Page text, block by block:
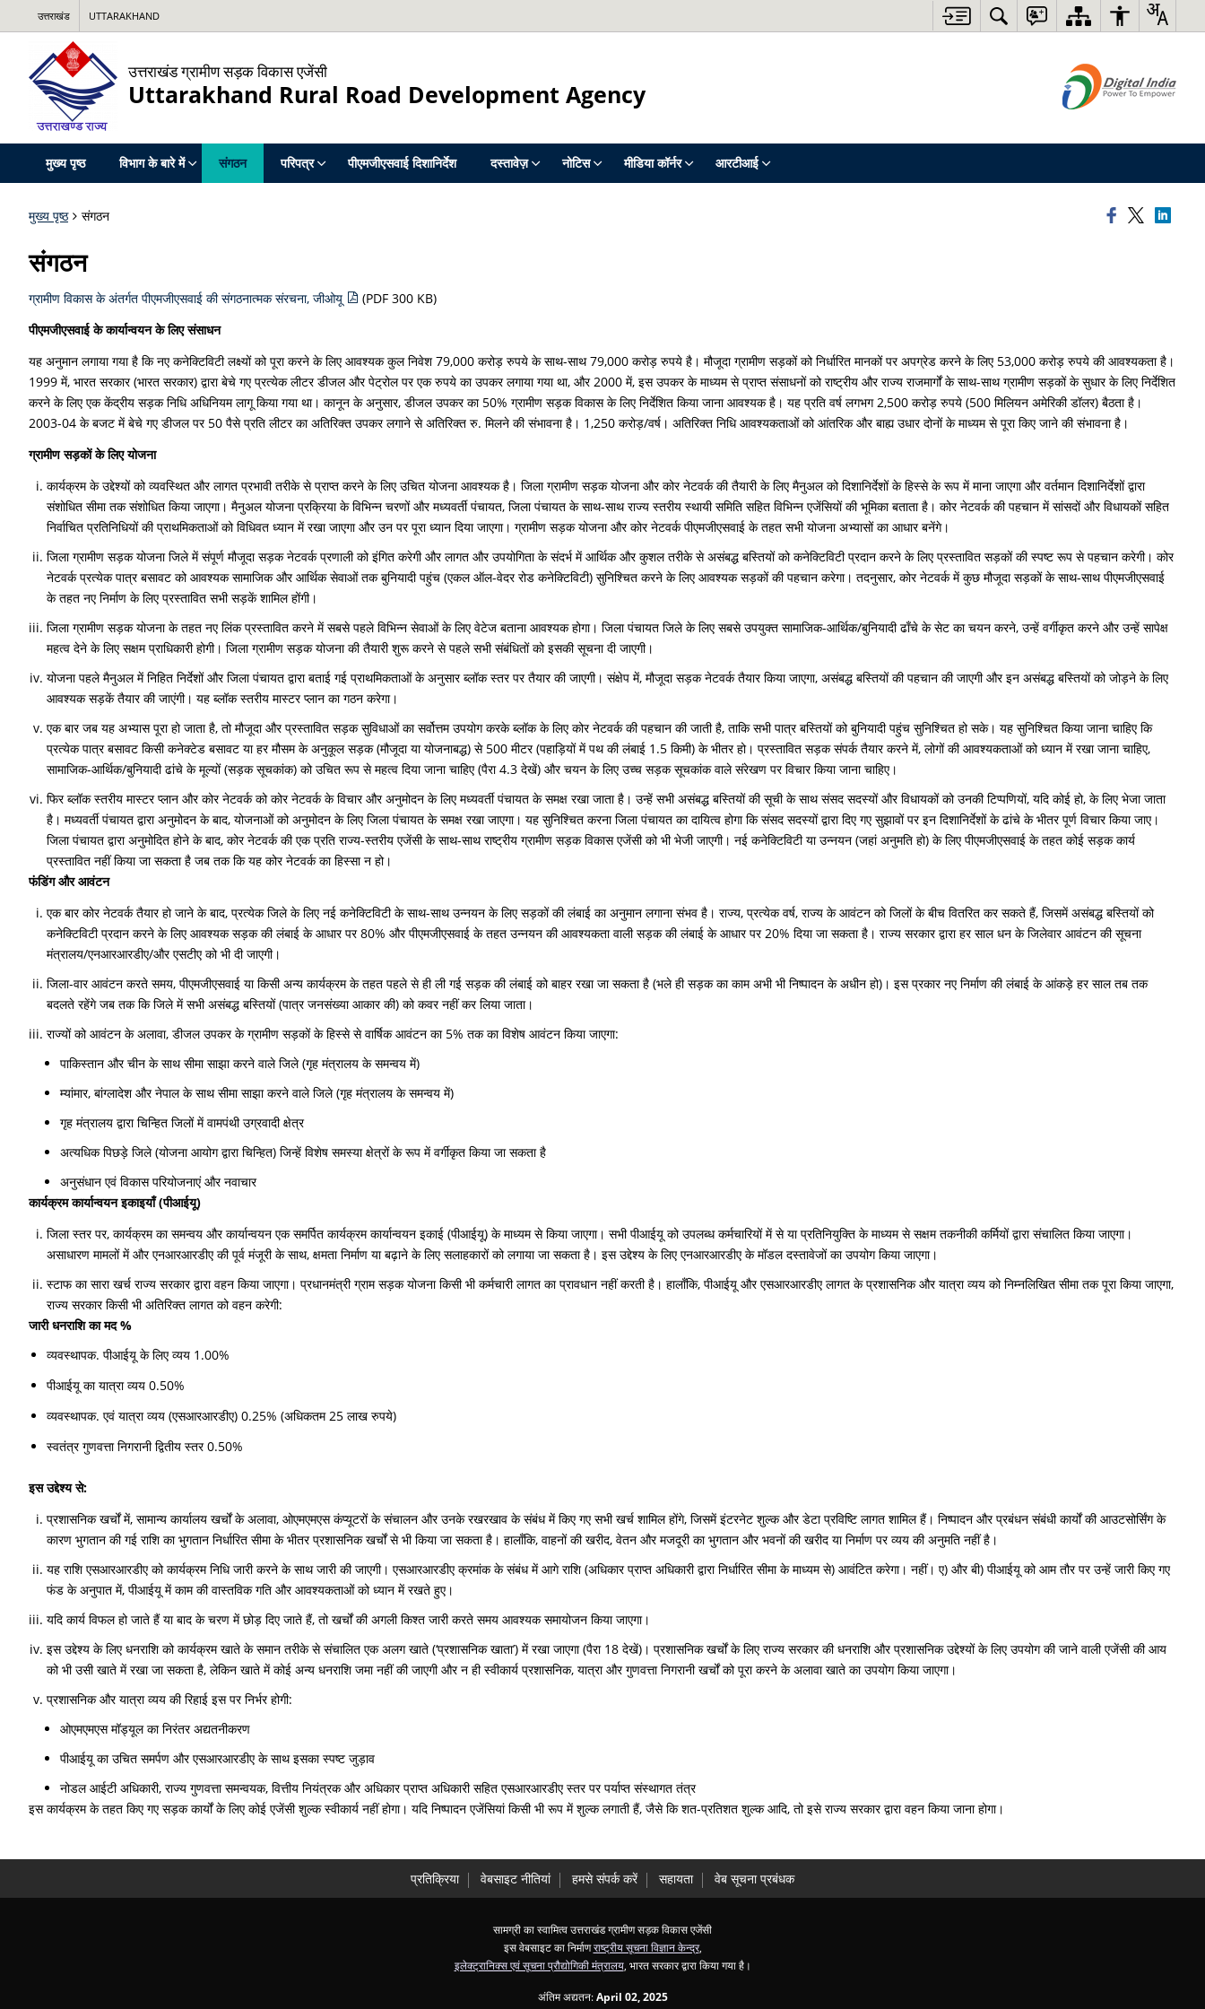
उत्तराखंड UTTARAKHAND
उत्तराखंड ग्रामीण सड़क विकास एजेंसी
Uttarakhand Rural Road Development Agency
मुख्य पृष्ठ विभाग के बारे में संगठन परिपत्र पीएमजीएसवाई दिशानिर्देश दस्तावेज़ नोटिस मीडिया कॉर्नर आरटीआई
मुख्य पृष्ठ संगठन
संगठन
ग्रामीण विकास के अंतर्गत पीएमजीएसवाई की संगठनात्मक संरचना, जीओयू
(PDF 300 KB)
पीएमजीएसवाई के कार्यान्वयन के लिए संसाधन
यह अनुमान लगाया गया है कि नए कनेक्टिविटी लक्ष्यों को पूरा करने के लिए आवश्यक कुल निवेश 79,000 करोड़ रुपये के साथ-साथ 79,000 करोड़ रुपये है। मौजूदा ग्रामीण सड़कों को निर्धारित मानकों पर अपग्रेड करने के लिए 53,000 करोड़ रुपये की आवश्यकता है।
1999 में, भारत सरकार (भारत सरकार) द्वारा बेचे गए प्रत्येक लीटर डीजल और पेट्रोल पर एक रुपये का उपकर लगाया गया था, और 2000 में, इस उपकर के माध्यम से प्राप्त संसाधनों को राष्ट्रीय और राज्य राजमार्गों के साथ-साथ ग्रामीण सड़कों के सुधार के लिए निर्देशित
करने के लिए एक केंद्रीय सड़क निधि अधिनियम लागू किया गया था। कानून के अनुसार, डीजल उपकर का 50% ग्रामीण सड़क विकास के लिए निर्देशित किया जाना आवश्यक है। यह प्रति वर्ष लगभग 2,500 करोड़ रुपये (500 मिलियन अमेरिकी डॉलर) बैठता है।
2003-04 के बजट में बेचे गए डीजल पर 50 पैसे प्रति लीटर का अतिरिक्त उपकर लगाने से अतिरिक्त रु. मिलने की संभावना है। 1,250 करोड़/वर्ष। अतिरिक्त निधि आवश्यकताओं को आंतरिक और बाह्य उधार दोनों के माध्यम से पूरा किए जाने की संभावना है।
ग्रामीण सड़कों के लिए योजना
कार्यक्रम के उद्देश्यों को व्यवस्थित और लागत प्रभावी तरीके से प्राप्त करने के लिए उचित योजना आवश्यक है। जिला ग्रामीण सड़क योजना और कोर नेटवर्क की तैयारी के लिए मैनुअल को दिशानिर्देशों के हिस्से के रूप में माना जाएगा और वर्तमान दिशानिर्देशों द्वारा
संशोधित सीमा तक संशोधित किया जाएगा। मैनुअल योजना प्रक्रिया के विभिन्न चरणों और मध्यवर्ती पंचायत, जिला पंचायत के साथ-साथ राज्य स्तरीय स्थायी समिति सहित विभिन्न एजेंसियों की भूमिका बताता है। कोर नेटवर्क की पहचान में सांसदों और विधायकों सहित
निर्वाचित प्रतिनिधियों की प्राथमिकताओं को विधिवत ध्यान में रखा जाएगा और उन पर पूरा ध्यान दिया जाएगा। ग्रामीण सड़क योजना और कोर नेटवर्क पीएमजीएसवाई के तहत सभी योजना अभ्यासों का आधार बनेंगे।
जिला ग्रामीण सड़क योजना जिले में संपूर्ण मौजूदा सड़क नेटवर्क प्रणाली को इंगित करेगी और लागत और उपयोगिता के संदर्भ में आर्थिक और कुशल तरीके से असंबद्ध बस्तियों को कनेक्टिविटी प्रदान करने के लिए प्रस्तावित सड़कों की स्पष्ट रूप से पहचान करेगी। कोर
नेटवर्क प्रत्येक पात्र बसावट को आवश्यक सामाजिक और आर्थिक सेवाओं तक बुनियादी पहुंच (एकल ऑल-वेदर रोड कनेक्टिविटी) सुनिश्चित करने के लिए आवश्यक सड़कों की पहचान करेगा। तदनुसार, कोर नेटवर्क में कुछ मौजूदा सड़कों के साथ-साथ पीएमजीएसवाई
के तहत नए निर्माण के लिए प्रस्तावित सभी सड़कें शामिल होंगी।
जिला ग्रामीण सड़क योजना के तहत नए लिंक प्रस्तावित करने में सबसे पहले विभिन्न सेवाओं के लिए वेटेज बताना आवश्यक होगा। जिला पंचायत जिले के लिए सबसे उपयुक्त सामाजिक-आर्थिक/बुनियादी ढाँचे के सेट का चयन करने, उन्हें वर्गीकृत करने और उन्हें सापेक्ष
महत्व देने के लिए सक्षम प्राधिकारी होगी। जिला ग्रामीण सड़क योजना की तैयारी शुरू करने से पहले सभी संबंधितों को इसकी सूचना दी जाएगी।
योजना पहले मैनुअल में निहित निर्देशों और जिला पंचायत द्वारा बताई गई प्राथमिकताओं के अनुसार ब्लॉक स्तर पर तैयार की जाएगी। संक्षेप में, मौजूदा सड़क नेटवर्क तैयार किया जाएगा, असंबद्ध बस्तियों की पहचान की जाएगी और इन असंबद्ध बस्तियों को जोड़ने के लिए
आवश्यक सड़कें तैयार की जाएंगी। यह ब्लॉक स्तरीय मास्टर प्लान का गठन करेगा।
एक बार जब यह अभ्यास पूरा हो जाता है, तो मौजूदा और प्रस्तावित सड़क सुविधाओं का सर्वोत्तम उपयोग करके ब्लॉक के लिए कोर नेटवर्क की पहचान की जाती है, ताकि सभी पात्र बस्तियों को बुनियादी पहुंच सुनिश्चित हो सके। यह सुनिश्चित किया जाना चाहिए कि
प्रत्येक पात्र बसावट किसी कनेक्टेड बसावट या हर मौसम के अनुकूल सड़क (मौजूदा या योजनाबद्ध) से 500 मीटर (पहाड़ियों में पथ की लंबाई 1.5 किमी) के भीतर हो। प्रस्तावित सड़क संपर्क तैयार करने में, लोगों की आवश्यकताओं को ध्यान में रखा जाना चाहिए,
सामाजिक-आर्थिक/बुनियादी ढांचे के मूल्यों (सड़क सूचकांक) को उचित रूप से महत्व दिया जाना चाहिए (पैरा 4.3 देखें) और चयन के लिए उच्च सड़क सूचकांक वाले संरेखण पर विचार किया जाना चाहिए।
फिर ब्लॉक स्तरीय मास्टर प्लान और कोर नेटवर्क को कोर नेटवर्क के विचार और अनुमोदन के लिए मध्यवर्ती पंचायत के समक्ष रखा जाता है। उन्हें सभी असंबद्ध बस्तियों की सूची के साथ संसद सदस्यों और विधायकों को उनकी टिप्पणियों, यदि कोई हो, के लिए भेजा जाता
है। मध्यवर्ती पंचायत द्वारा अनुमोदन के बाद, योजनाओं को अनुमोदन के लिए जिला पंचायत के समक्ष रखा जाएगा। यह सुनिश्चित करना जिला पंचायत का दायित्व होगा कि संसद सदस्यों द्वारा दिए गए सुझावों पर इन दिशानिर्देशों के ढांचे के भीतर पूर्ण विचार किया जाए।
जिला पंचायत द्वारा अनुमोदित होने के बाद, कोर नेटवर्क की एक प्रति राज्य-स्तरीय एजेंसी के साथ-साथ राष्ट्रीय ग्रामीण सड़क विकास एजेंसी को भी भेजी जाएगी। नई कनेक्टिविटी या उन्नयन (जहां अनुमति हो) के लिए पीएमजीएसवाई के तहत कोई सड़क कार्य
प्रस्तावित नहीं किया जा सकता है जब तक कि यह कोर नेटवर्क का हिस्सा न हो।
फंडिंग और आवंटन
एक बार कोर नेटवर्क तैयार हो जाने के बाद, प्रत्येक जिले के लिए नई कनेक्टिविटी के साथ-साथ उन्नयन के लिए सड़कों की लंबाई का अनुमान लगाना संभव है। राज्य, प्रत्येक वर्ष, राज्य के आवंटन को जिलों के बीच वितरित कर सकते हैं, जिसमें असंबद्ध बस्तियों को
कनेक्टिविटी प्रदान करने के लिए आवश्यक सड़क की लंबाई के आधार पर 80% और पीएमजीएसवाई के तहत उन्नयन की आवश्यकता वाली सड़क की लंबाई के आधार पर 20% दिया जा सकता है। राज्य सरकार द्वारा हर साल धन के जिलेवार आवंटन की सूचना
मंत्रालय/एनआरआरडीए/और एसटीए को भी दी जाएगी।
जिला-वार आवंटन करते समय, पीएमजीएसवाई या किसी अन्य कार्यक्रम के तहत पहले से ही ली गई सड़क की लंबाई को बाहर रखा जा सकता है (भले ही सड़क का काम अभी भी निष्पादन के अधीन हो)। इस प्रकार नए निर्माण की लंबाई के आंकड़े हर साल तब तक
बदलते रहेंगे जब तक कि जिले में सभी असंबद्ध बस्तियों (पात्र जनसंख्या आकार की) को कवर नहीं कर लिया जाता।
राज्यों को आवंटन के अलावा, डीजल उपकर के ग्रामीण सड़कों के हिस्से से वार्षिक आवंटन का 5% तक का विशेष आवंटन किया जाएगा:
पाकिस्तान और चीन के साथ सीमा साझा करने वाले जिले (गृह मंत्रालय के समन्वय में)
म्यांमार, बांग्लादेश और नेपाल के साथ सीमा साझा करने वाले जिले (गृह मंत्रालय के समन्वय में)
गृह मंत्रालय द्वारा चिन्हित जिलों में वामपंथी उग्रवादी क्षेत्र
अत्यधिक पिछड़े जिले (योजना आयोग द्वारा चिन्हित) जिन्हें विशेष समस्या क्षेत्रों के रूप में वर्गीकृत किया जा सकता है
अनुसंधान एवं विकास परियोजनाएं और नवाचार
कार्यक्रम कार्यान्वयन इकाइयाँ (पीआईयू)
जिला स्तर पर, कार्यक्रम का समन्वय और कार्यान्वयन एक समर्पित कार्यक्रम कार्यान्वयन इकाई (पीआईयू) के माध्यम से किया जाएगा। सभी पीआईयू को उपलब्ध कर्मचारियों में से या प्रतिनियुक्ति के माध्यम से सक्षम तकनीकी कर्मियों द्वारा संचालित किया जाएगा।
असाधारण मामलों में और एनआरआरडीए की पूर्व मंजूरी के साथ, क्षमता निर्माण या बढ़ाने के लिए सलाहकारों को लगाया जा सकता है। इस उद्देश्य के लिए एनआरआरडीए के मॉडल दस्तावेजों का उपयोग किया जाएगा।
स्टाफ का सारा खर्च राज्य सरकार द्वारा वहन किया जाएगा। प्रधानमंत्री ग्राम सड़क योजना किसी भी कर्मचारी लागत का प्रावधान नहीं करती है। हालाँकि, पीआईयू और एसआरआरडीए लागत के प्रशासनिक और यात्रा व्यय को निम्नलिखित सीमा तक पूरा किया जाएगा,
राज्य सरकार किसी भी अतिरिक्त लागत को वहन करेगी:
जारी धनराशि का मद %
व्यवस्थापक. पीआईयू के लिए व्यय 1.00%
पीआईयू का यात्रा व्यय 0.50%
व्यवस्थापक. एवं यात्रा व्यय (एसआरआरडीए) 0.25% (अधिकतम 25 लाख रुपये)
स्वतंत्र गुणवत्ता निगरानी द्वितीय स्तर 0.50%
इस उद्देश्य से:
प्रशासनिक खर्चों में, सामान्य कार्यालय खर्चों के अलावा, ओएमएमएस कंप्यूटरों के संचालन और उनके रखरखाव के संबंध में किए गए सभी खर्च शामिल होंगे, जिसमें इंटरनेट शुल्क और डेटा प्रविष्टि लागत शामिल हैं। निष्पादन और प्रबंधन संबंधी कार्यों की आउटसोर्सिंग के
कारण भुगतान की गई राशि का भुगतान निर्धारित सीमा के भीतर प्रशासनिक खर्चों से भी किया जा सकता है। हालाँकि, वाहनों की खरीद, वेतन और मजदूरी का भुगतान और भवनों की खरीद या निर्माण पर व्यय की अनुमति नहीं है।
यह राशि एसआरआरडीए को कार्यक्रम निधि जारी करने के साथ जारी की जाएगी। एसआरआरडीए क्रमांक के संबंध में आगे राशि (अधिकार प्राप्त अधिकारी द्वारा निर्धारित सीमा के माध्यम से) आवंटित करेगा। नहीं। ए) और बी) पीआईयू को आम तौर पर उन्हें जारी किए गए
फंड के अनुपात में, पीआईयू में काम की वास्तविक गति और आवश्यकताओं को ध्यान में रखते हुए।
यदि कार्य विफल हो जाते हैं या बाद के चरण में छोड़ दिए जाते हैं, तो खर्चों की अगली किश्त जारी करते समय आवश्यक समायोजन किया जाएगा।
इस उद्देश्य के लिए धनराशि को कार्यक्रम खाते के समान तरीके से संचालित एक अलग खाते (‘प्रशासनिक खाता’) में रखा जाएगा (पैरा 18 देखें)। प्रशासनिक खर्चों के लिए राज्य सरकार की धनराशि और प्रशासनिक उद्देश्यों के लिए उपयोग की जाने वाली एजेंसी की आय
को भी उसी खाते में रखा जा सकता है, लेकिन खाते में कोई अन्य धनराशि जमा नहीं की जाएगी और न ही स्वीकार्य प्रशासनिक, यात्रा और गुणवत्ता निगरानी खर्चों को पूरा करने के अलावा खाते का उपयोग किया जाएगा।
प्रशासनिक और यात्रा व्यय की रिहाई इस पर निर्भर होगी:
ओएमएमएस मॉड्यूल का निरंतर अद्यतनीकरण
पीआईयू का उचित समर्पण और एसआरआरडीए के साथ इसका स्पष्ट जुड़ाव
नोडल आईटी अधिकारी, राज्य गुणवत्ता समन्वयक, वित्तीय नियंत्रक और अधिकार प्राप्त अधिकारी सहित एसआरआरडीए स्तर पर पर्याप्त संस्थागत तंत्र
इस कार्यक्रम के तहत किए गए सड़क कार्यों के लिए कोई एजेंसी शुल्क स्वीकार्य नहीं होगा। यदि निष्पादन एजेंसियां ​​किसी भी रूप में शुल्क लगाती हैं, जैसे कि शत-प्रतिशत शुल्क आदि, तो इसे राज्य सरकार द्वारा वहन किया जाना होगा।
प्रतिक्रिया वेबसाइट नीतियां हमसे संपर्क करें सहायता वेब सूचना प्रबंधक
सामग्री का स्वामित्व उत्तराखंड ग्रामीण सड़क विकास एजेंसी
इस वेबसाइट का निर्माणराष्ट्रीय सूचना विज्ञान केन्द्र,
इलेक्ट्रानिक्स एवं सूचना प्रौद्योगिकी मंत्रालय, भारत सरकार द्वारा किया गया है।
अंतिम अद्यतन:April 02, 2025